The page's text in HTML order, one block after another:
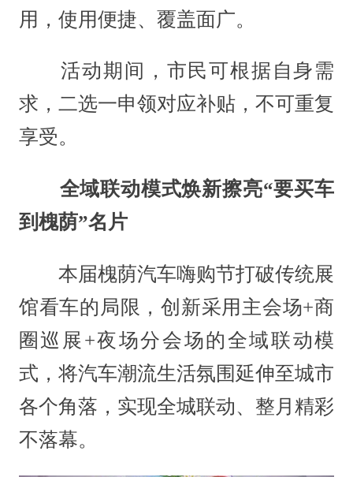
用，使用便捷、覆盖面广。
活动期间，市民可根据自身需
求，二选一申领对应补贴，不可重复
享受。
全域联动模式焕新擦亮“要买车
到槐荫”名片
本届槐荫汽车嗨购节打破传统展
馆看车的局限，创新采用主会场+商
圈巡展+夜场分会场的全域联动模
式，将汽车潮流生活氛围延伸至城市
各个角落，实现全城联动、整月精彩
不落幕。